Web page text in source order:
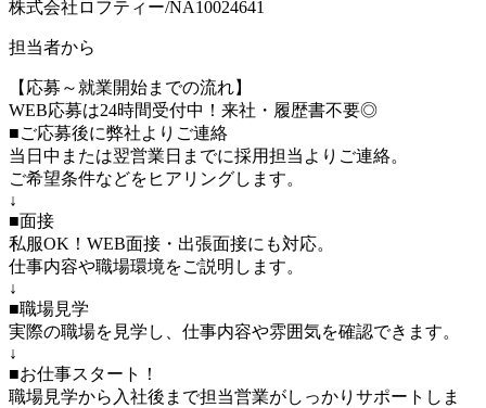
株式会社ロフティー/NA10024641
担当者から
【応募～就業開始までの流れ】
WEB応募は24時間受付中！来社・履歴書不要◎
■ご応募後に弊社よりご連絡
当日中または翌営業日までに採用担当よりご連絡。
ご希望条件などをヒアリングします。
↓
■面接
私服OK！WEB面接・出張面接にも対応。
仕事内容や職場環境をご説明します。
↓
■職場見学
実際の職場を見学し、仕事内容や雰囲気を確認できます。
↓
■お仕事スタート！
職場見学から入社後まで担当営業がしっかりサポートしま